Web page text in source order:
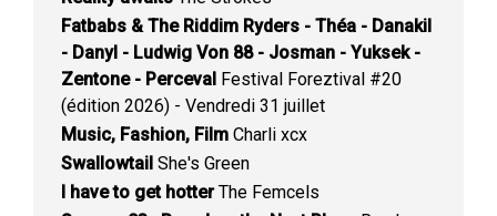
Fatbabs & The Riddim Ryders - Théa - Danakil
- Danyl - Ludwig Von 88 - Josman - Yuksek -
Zentone - Perceval Festival Foreztival #20
(édition 2026) - Vendredi 31 juillet
Music, Fashion, Film Charli xcx
Swallowtail She's Green
I have to get hotterThe Femcels